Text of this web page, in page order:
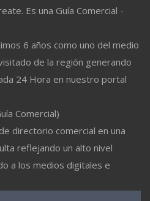
Es una Guía Comercial -
6 años como uno del medio
de la región generando
24 Hora en nuestro portal
Comercial)
directorio comercial en una
reflejando un alto nivel
a los medios digitales e